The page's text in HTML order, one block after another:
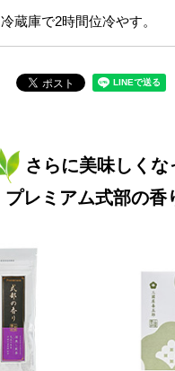
冷蔵庫で2時間位冷やす。
さらに美味しくな
プレミアム式部の香